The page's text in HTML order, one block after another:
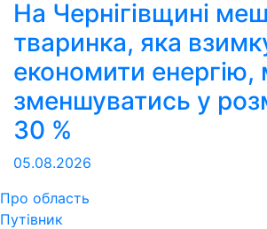
На Чернігівщині
тваринка, яка
економити
зменшуватись у
30 %
05.08.2026
Про область
Путівник